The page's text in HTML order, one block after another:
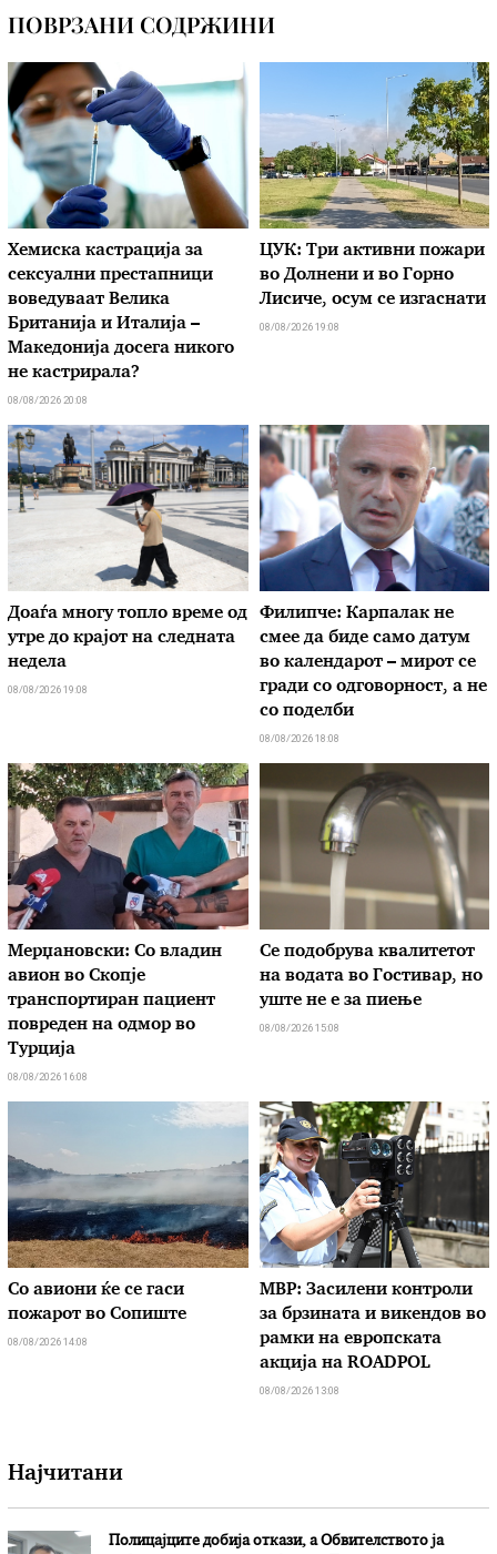
ПОВРЗАНИ СОДРЖИНИ
Хемиска кастрација за
сексуални престапници
воведуваат Велика
Британија и Италија –
Македонија досега никого
не кастрирала?
08/08/2026 20:08
ЦУК: Три активни пожари
во Долнени и во Горно
Лисиче, осум се изгаснати
08/08/2026 19:08
Доаѓа многу топло време од
утре до крајот на следната
недела
08/08/2026 19:08
Филипче: Карпалак не
смее да биде само датум
во календарот – мирот се
гради со одговорност, а не
со поделби
08/08/2026 18:08
Мерџановски: Со владин
авион во Скопје
транспортиран пациент
повреден на одмор во
Турција
08/08/2026 16:08
Се подобрува квалитетот
на водата во Гостивар, но
уште не е за пиење
08/08/2026 15:08
Со авиони ќе се гаси
пожарот во Сопиште
08/08/2026 14:08
МВР: Засилени контроли
за брзината и викендов во
рамки на европската
акција на ROADPOL
08/08/2026 13:08
Најчитани
Полицајците добија откази, а Обвителството ја